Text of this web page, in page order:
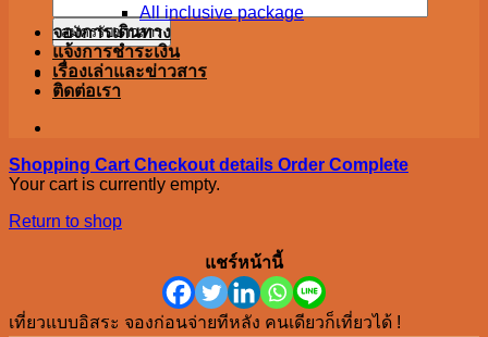
All inclusive package
จองการเดินทาง
แจ้งการชำระเงิน
เรื่องเล่าและข่าวสาร
ติดต่อเรา
Shopping Cart Checkout details Order Complete
Your cart is currently empty.
Return to shop
แชร์หน้านี้
เที่ยวแบบอิสระ จองก่อนจ่ายทีหลัง คนเดียวก็เที่ยวได้ !